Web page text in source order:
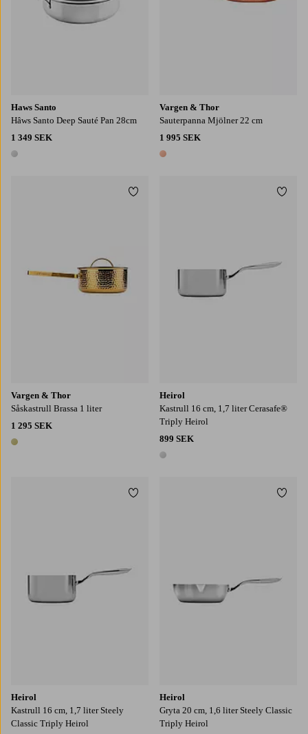
Haws Santo
Hâws Santo Deep Sauté Pan 28cm
1 349 SEK
1 färg
Vargen & Thor
Sauterpanna Mjölner 22 cm
1 995 SEK
1 färg
Vargen & Thor
Såskastrull Brassa 1 liter
1 295 SEK
1 färg
Lägg till i favoriter
Heirol
Kastrull 16 cm, 1,7 liter Cerasafe®
Triply Heirol
899 SEK
1 färg
Heirol
Kastrull 16 cm, 1,7 liter Steely
Classic Triply Heirol
Lägg till i favoriter
Heirol
Gryta 20 cm, 1,6 liter Steely Classic
Triply Heirol